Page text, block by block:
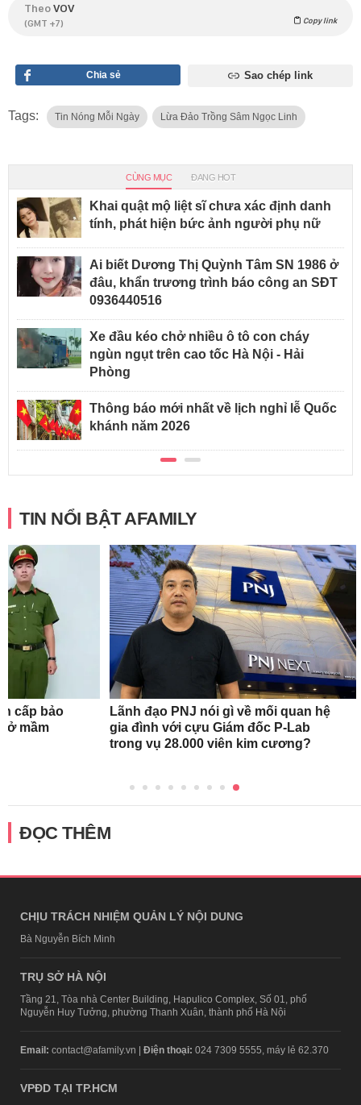
TheoVOV
(GMT +7) Copy link
Chia sẻ Sao chép link
Tags: Tin Nóng Mỗi Ngày Lừa Đảo Trồng Sâm Ngọc Linh
CÙNG MỤC ĐANG HOT
Khai quật mộ liệt sĩ chưa xác định danh
tính, phát hiện bức ảnh người phụ nữ
Ai biết Dương Thị Quỳnh Tâm SN 1986 ở
đâu, khẩn trương trình báo công an SĐT
0936440516
Xe đầu kéo chở nhiều ô tô con cháy
ngùn ngụt trên cao tốc Hà Nội - Hải
Phòng
Thông báo mới nhất về lịch nghỉ lễ Quốc
khánh năm 2026
TIN NỔI BẬT AFAMILY
cấp bảo
mầm
Lãnh đạo PNJ nói gì về mối quan hệ
gia đình với cựu Giám đốc P-Lab
trong vụ 28.000 viên kim cương?
ĐỌC THÊM
CHỊU TRÁCH NHIỆM QUẢN LÝ NỘI DUNG
Bà Nguyễn Bích Minh
TRỤ SỞ HÀ NỘI
Tầng 21, Tòa nhà Center Building, Hapulico Complex, Số 01, phố
Nguyễn Huy Tưởng, phường Thanh Xuân, thành phố Hà Nội
Email: contact@afamily.vn | Điện thoại: 024 7309 5555, máy lẻ 62.370
VPĐD TẠI TP.HCM